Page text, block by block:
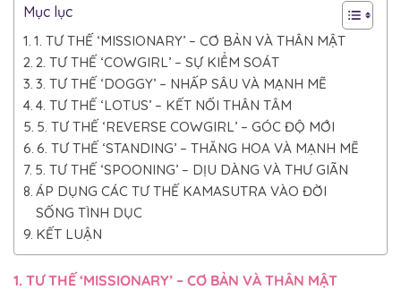
Mục lục
1. TƯ THẾ ‘MISSIONARY’ – CƠ BẢN VÀ THÂN MẬT
2. TƯ THẾ ‘COWGIRL’ – SỰ KIỂM SOÁT
3. TƯ THẾ ‘DOGGY’ – NHẤP SÂU VÀ MẠNH MẼ
4. TƯ THẾ ‘LOTUS’ – KẾT NỐI THÂN TÂM
5. TƯ THẾ ‘REVERSE COWGIRL’ – GÓC ĐỘ MỚI
6. TƯ THẾ ‘STANDING’ – THĂNG HOA VÀ MẠNH MẼ
5. TƯ THẾ ‘SPOONING’ – DỊU DÀNG VÀ THƯ GIÃN
ÁP DỤNG CÁC TƯ THẾ KAMASUTRA VÀO ĐỜI
SỐNG TÌNH DỤC
KẾT LUẬN
1. TƯ THẾ ‘MISSIONARY’ – CƠ BẢN VÀ THÂN MẬT